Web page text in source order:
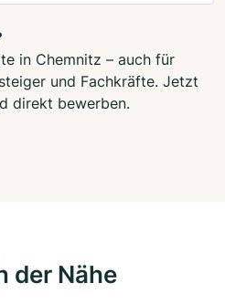
in Chemnitz – auch für
und Fachkräfte. Jetzt
direkt bewerben.
der Nähe